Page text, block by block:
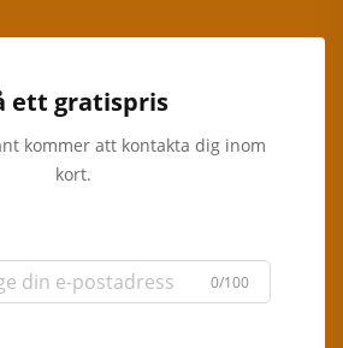
ett gratispris
kommer att kontakta dig inom
kort.
0/100